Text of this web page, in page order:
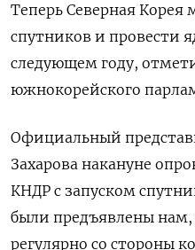
Теперь Северная Корея
спутников и провести
следующем году,
южнокорейского
Официальный
Захарова накануне
КНДР с запуском
были предъявлены
регулярно со стороны